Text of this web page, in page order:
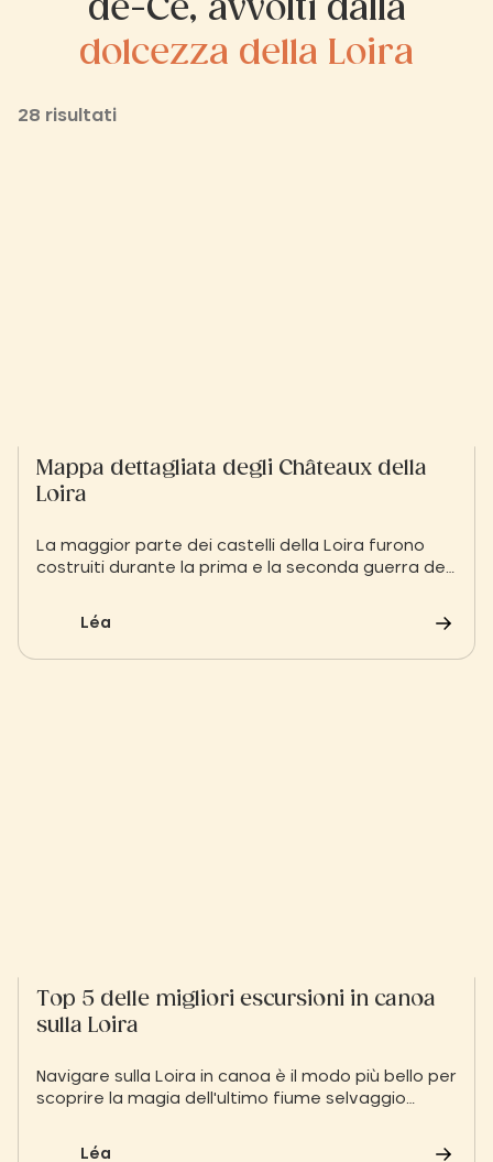
de-Cé, avvolti dalla
dolcezza della Loira
28 risultati
Mappa dettagliata degli Châteaux della
Loira
La maggior parte dei castelli della Loira furono
costruiti durante la prima e la seconda guerra dei
Furono poi riqualificati durante il Rinascimento,
Léa
Top 5 delle migliori escursioni in canoa
sulla Loira
Navigare sulla Loira in canoa è il modo più bello per
scoprire la magia dell'ultimo fiume selvaggio
boscose e castelli maestosi, concedetevi
Léa